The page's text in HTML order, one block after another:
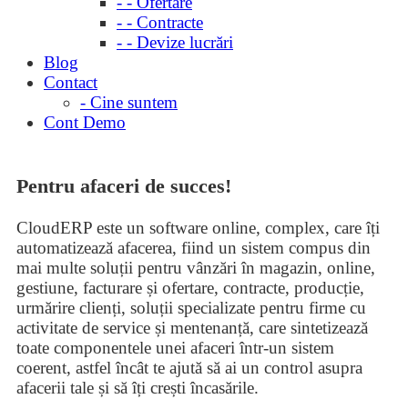
- - Contracte
- - Devize lucrări
Blog
Contact
- Cine suntem
Cont Demo
Pentru afaceri de succes!
CloudERP este un software online, complex, care îți
automatizează afacerea, fiind un sistem compus din
mai multe soluții pentru vânzări în magazin, online,
gestiune, facturare și ofertare, contracte, producție,
urmărire clienți, soluții specializate pentru firme cu
activitate de service și mentenanță, care sintetizează
toate componentele unei afaceri într-un sistem
coerent, astfel încât te ajută să ai un control asupra
afacerii tale și să îți crești încasările.